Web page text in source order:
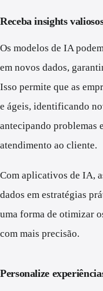
Receba insights
Os modelos de IA
em novos dados,
Isso permite que as
e ágeis, identificando
antecipando problemas
atendimento ao cliente.
Com aplicativos de IA,
dados em estratégias
uma forma de otimizar
com mais precisão.
Personalize